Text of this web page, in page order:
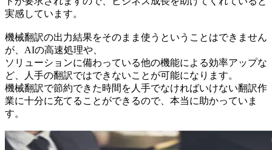
実感しています。
機械翻訳の出力結果をそのまま使うということはできません
が、AIの高速処理や、
ソリューションに備わっている他の機能による効率アップな
ど、人手の翻訳ではできないことが可能になります。
機械翻訳で節約できた時間を人手でなければいけない翻訳作
業に十分に充てることができるので、本当に助かっていま
す。